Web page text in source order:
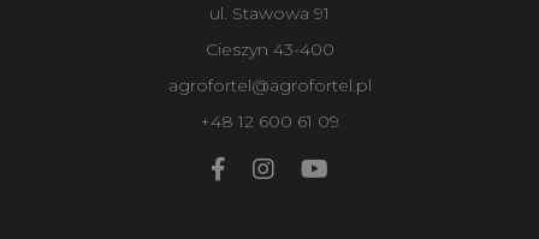
ul. Stawowa 91
Cieszyn 43-400
agrofortel@agrofortel.pl
+48 12 600 61 09